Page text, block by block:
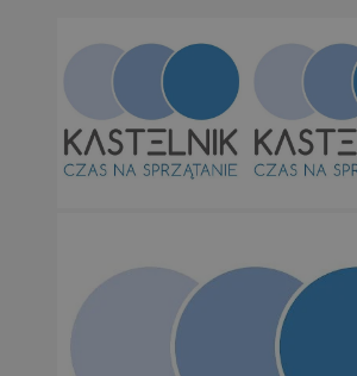
Niezbędne Wydajność
Niezbędne pliki cookie umożliwiają
takich jak logowanie użytkownika i
można prawidłowo korzystać ze
QeSessID